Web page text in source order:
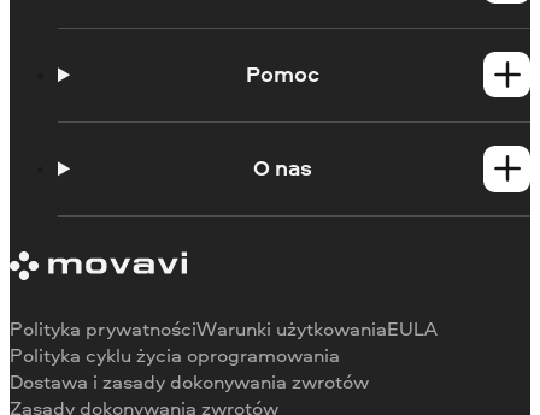
Produkty dla Mac
Pomoc
Portal edukacyjny
Ograniczenia wersji próbnej
Zwrot środków
O nas
Referencje
Dlaczego warto wybrać nas
Do pracy
Polityka prywatnościWarunki użytkowaniaEULA
Polityka cyklu życia oprogramowania
Dostawa i zasady dokonywania zwrotów
Zasady dokonywania zwrotów